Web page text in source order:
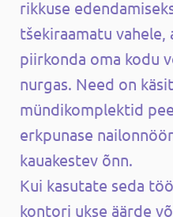
rikkuse
tšekiraamatu vahele,
piirkonda oma kodu
nurgas. Need on
mündikomplektid
erkpunase
kauakestev õnn.
Kui kasutate seda
kontori ukse äärde